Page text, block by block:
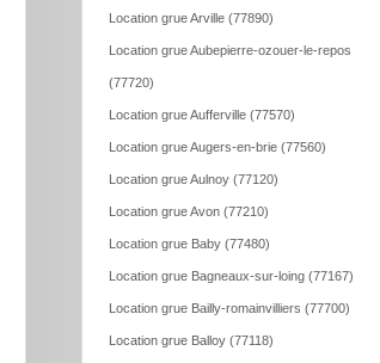
Location grue Arville (77890)
Location grue Aubepierre-ozouer-le-repos
(77720)
Location grue Aufferville (77570)
Location grue Augers-en-brie (77560)
Location grue Aulnoy (77120)
Location grue Avon (77210)
Location grue Baby (77480)
Location grue Bagneaux-sur-loing (77167)
Location grue Bailly-romainvilliers (77700)
Location grue Balloy (77118)